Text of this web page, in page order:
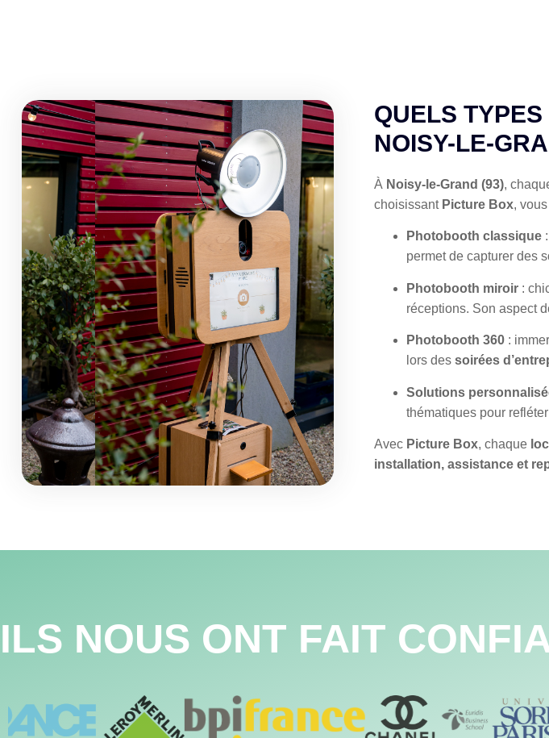
QUELS
NOISY-LE-
À Noisy-le-Grand (93),
choisissant Picture Box,
Photobooth classique
permet de capturer des
Photobooth miroir :
réceptions. Son aspect
Photobooth 360 :
lors des soirées
Solutions
thématiques pour
Avec Picture Box, chaque
installation, assistance et
ILS NOUS ONT FAIT